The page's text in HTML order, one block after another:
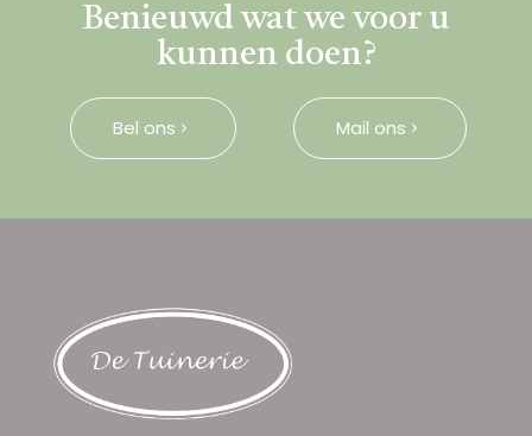
Benieuwd wat we voor u
kunnen doen?
Bel ons Mail ons